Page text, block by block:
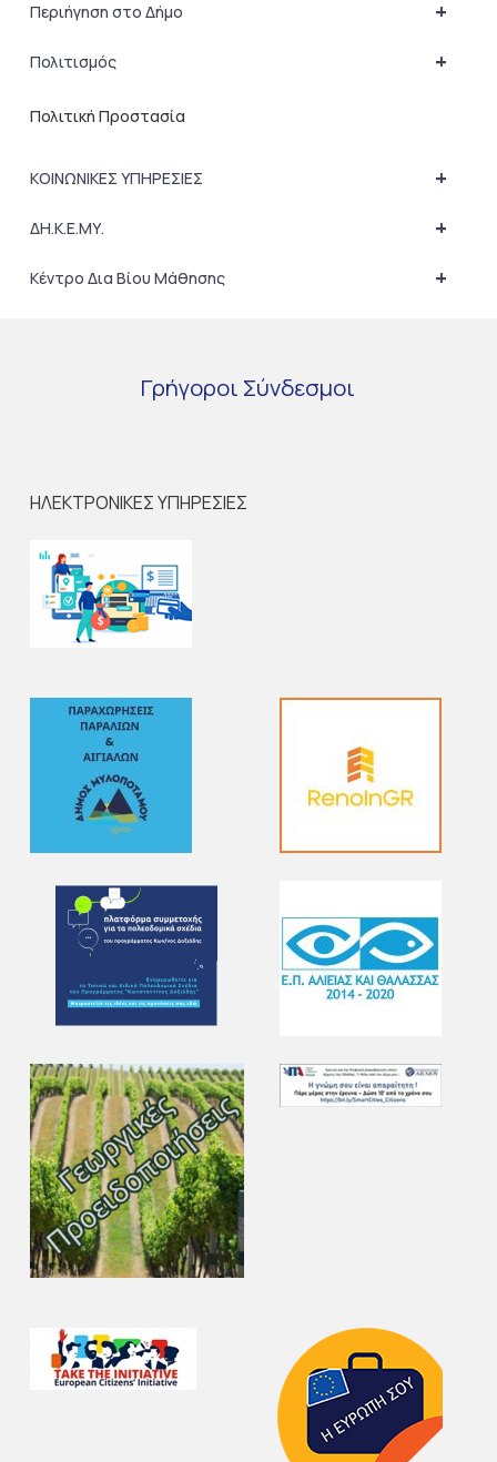
+
Περιήγηση στο Δήμο
+
Πολιτισμός
Πολιτική Προστασία
+
ΚΟΙΝΩΝΙΚΕΣ ΥΠΗΡΕΣΙΕΣ
+
ΔΗ.Κ.Ε.ΜΥ.
+
Κέντρο Δια Βίου Μάθησης
Γρήγοροι Σύνδεσμοι
ΗΛΕΚΤΡΟΝΙΚΕΣ ΥΠΗΡΕΣΙΕΣ